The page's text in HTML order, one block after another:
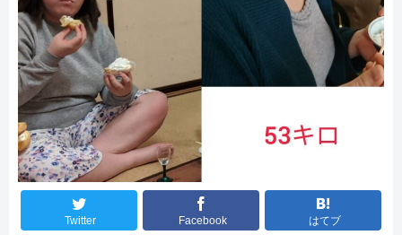
Twitter Facebook はてブ